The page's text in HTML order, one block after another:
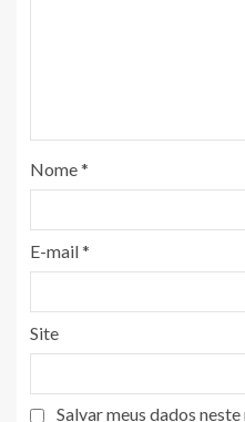
Nome*
E-mail*
Site
Salvar meus dados